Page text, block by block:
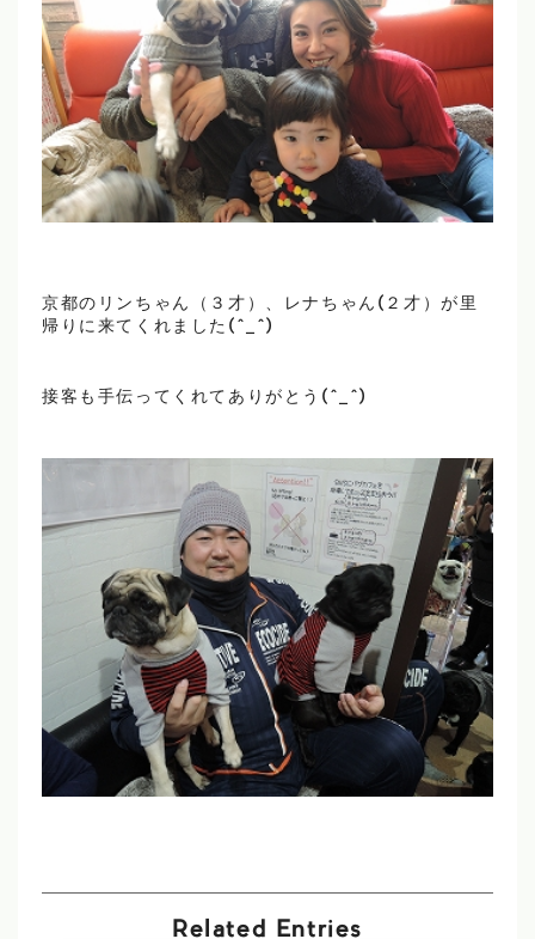
京都のリンちゃん（３才）、レナちゃん(２才）が里
帰りに来てくれました(^_^)
接客も手伝ってくれてありがとう(^_^)
Related Entries